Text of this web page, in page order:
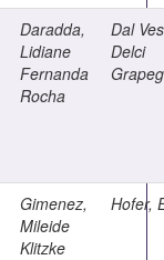
Daradda,
Lidiane
Fernanda
Rocha
Dal
Delci
Gimenez,
Mileide
Klitzke
Hofer,